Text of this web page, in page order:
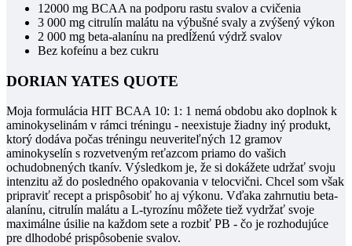
12000 mg BCAA na podporu rastu svalov a cvičenia
3 000 mg citrulín malátu na výbušné svaly a zvýšený výkon
2 000 mg beta-alanínu na predĺženú výdrž svalov
Bez kofeínu a bez cukru
DORIAN YATES QUOTE
Moja formulácia HIT BCAA 10: 1: 1 nemá obdobu ako doplnok k
aminokyselinám v rámci tréningu - neexistuje žiadny iný produkt,
ktorý dodáva počas tréningu neuveriteľných 12 gramov
aminokyselín s rozvetveným reťazcom priamo do vašich
ochudobnených tkanív. Výsledkom je, že si dokážete udržať svoju
intenzitu až do posledného opakovania v telocvični. Chcel som však
pripraviť recept a prispôsobiť ho aj výkonu. Vďaka zahrnutiu beta-
alanínu, citrulín malátu a L-tyrozínu môžete tiež vydržať svoje
maximálne úsilie na každom sete a rozbiť PB - čo je rozhodujúce
pre dlhodobé prispôsobenie svalov.